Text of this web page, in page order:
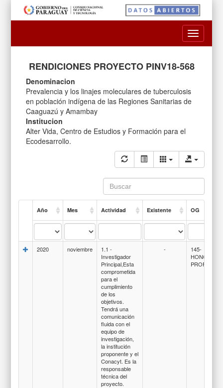
Toggle
RENDICIONES PROYECTO PINV18-568
Denominacion
Prevalencia y los linajes moleculares de tuberculosis
en población indígena de las Regiones Sanitarias de
Caaguazú y Amambay
Institucion
Alter Vida, Centro de Estudios y Formación para el
Ecodesarrollo.
Año Mes Actividad Existente OG
2020 noviembre
1.1 -
Investigador
Principal,Esta
comprometida
para el
cumplimiento
de los
objetivos.
Tendrá una
comunicación
fluida con el
equipo de
investigación,
la institución
proponente y el
Conacyt. Es la
responsable
técnica del
proyecto.
-
145-